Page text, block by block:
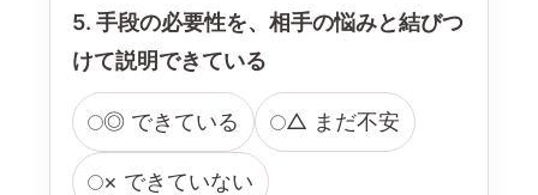
5. 手段の必要性を、相手の悩みと結びつ
けて説明できている
◎ できている △ まだ不安
× できていない